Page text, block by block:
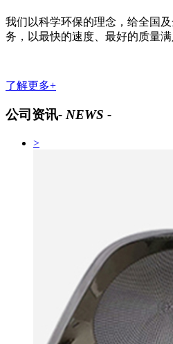
我们以科学环保的理念，给全国
务，以最快的速度、最好的质量满
了解更多+
公司资讯- NEWS -
>